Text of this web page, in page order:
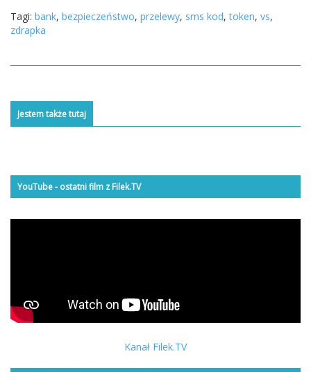
Tagi: bank, bezpieczeństwo, przelewy, sms kod,token, vs,
zdrapka
Jestem także tutaj
YouTube - ostatni film z Filek.TV
Kanał Filek.TV